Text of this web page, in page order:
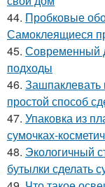
44. Пробковые
Самоклеящиеся
45. Современный
подходы
46. Зашпаклевать
простой способ
47. Упаковка из
сумочках-
48. Экологичный
бутылки сделать